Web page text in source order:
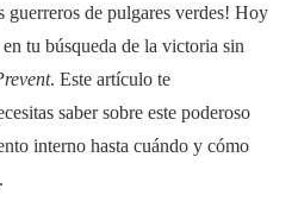
guerreros de pulgares verdes! Hoy
tu búsqueda de la victoria sin
. Este artículo te
saber sobre este poderoso
interno hasta cuándo y cómo